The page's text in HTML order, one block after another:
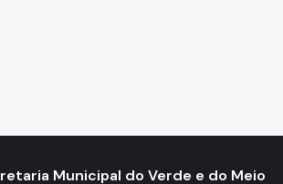
Municipal do Verde e do Meio